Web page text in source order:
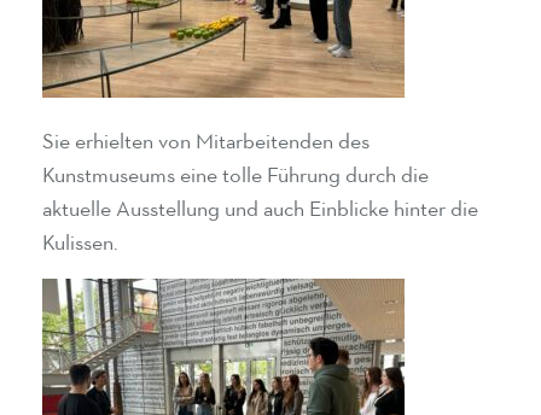
Sie erhielten von Mitarbeitenden des
Kunstmuseums eine tolle Führung durch die
aktuelle Ausstellung und auch Einblicke hinter die
Kulissen.